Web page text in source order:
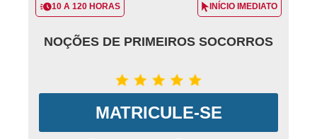
10 A 120 HORAS INÍCIO IMEDIATO
NOÇÕES DE PRIMEIROS SOCORROS
MATRICULE-SE